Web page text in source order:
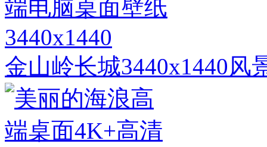
3440x1440
金山岭长城3440x1440风